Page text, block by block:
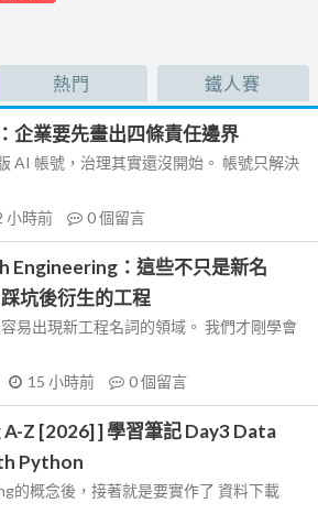
熱門 鐵人賽
企業要先畫出四條責任邊界
AI 帳號，治理其實還沒開始。 帳號只解決
小時前 0個留言
Engineering：這些不只是新名
坑後衍生的工程
易出現新工程名詞的領域。 我們才剛學會
15 小時前 0個留言
Z [2026] ] 學習筆記 Day3 Data
Python
的概念後，接著就是要實作了 資料下載